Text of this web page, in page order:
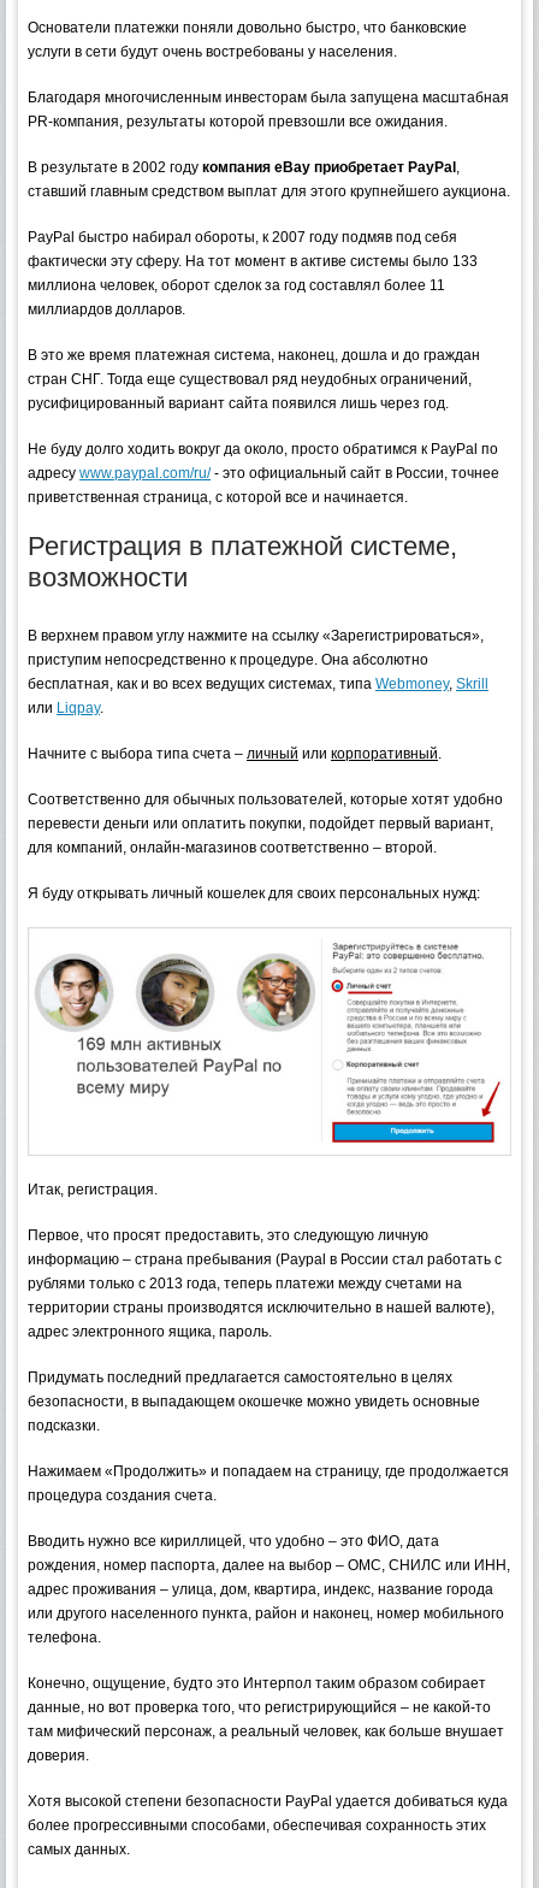
Основатели платежки поняли довольно быстро, что банковские
услуги в сети будут очень востребованы у населения.
Благодаря многочисленным инвесторам была запущена масштабная
PR-компания, результаты которой превзошли все ожидания.
В результате в 2002 году компания eBay приобретает PayPal
ставший главным средством выплат для этого крупнейшего аукциона.
PayPal быстро набирал обороты, к 2007 году подмяв под себя
фактически эту сферу. На тот момент в активе системы было 133
миллиона человек, оборот сделок за год составлял более 11
миллиардов долларов.
В это же время платежная система, наконец, дошла и до граждан
стран СНГ. Тогда еще существовал ряд неудобных ограничений,
русифицированный вариант сайта появился лишь через год.
Не буду долго ходить вокруг да около, просто обратимся к PayPal по
адресу www.paypal.com/ru/- это официальный сайт в России, точнее
приветственная страница, с которой все и начинается.
Регистрация в платежной системе,
возможности
В верхнем правом углу нажмите на ссылку «Зарегистрироваться»,
приступим непосредственно к процедуре. Она абсолютно
бесплатная, как и во всех ведущих системах, типа Webmoney, Skrill
или Liqpay.
Начните с выбора типа счета – личный или корпоративный
Соответственно для обычных пользователей, которые хотят удобно
перевести деньги или оплатить покупки, подойдет первый вариант,
для компаний, онлайн-магазинов соответственно – второй.
Я буду открывать личный кошелек для своих персональных нужд:
Итак, регистрация.
Первое, что просят предоставить, это следующую личную
информацию – страна пребывания (Paypal в России стал работать с
рублями только с 2013 года, теперь платежи между счетами на
территории страны производятся исключительно в нашей валюте),
адрес электронного ящика, пароль.
Придумать последний предлагается самостоятельно в целях
безопасности, в выпадающем окошечке можно увидеть основные
подсказки.
Нажимаем «Продолжить» и попадаем на страницу, где продолжается
процедура создания счета.
Вводить нужно все кириллицей, что удобно – это ФИО, дата
рождения, номер паспорта, далее на выбор – ОМС, СНИЛС или ИНН,
адрес проживания – улица, дом, квартира, индекс, название города
или другого населенного пункта, район и наконец, номер мобильного
телефона.
Конечно, ощущение, будто это Интерпол таким образом собирает
данные, но вот проверка того, что регистрирующийся – не какой-то
там мифический персонаж, а реальный человек, как больше внушает
доверия.
Хотя высокой степени безопасности PayPal удается добиваться куда
более прогрессивными способами, обеспечивая сохранность этих
самых данных.